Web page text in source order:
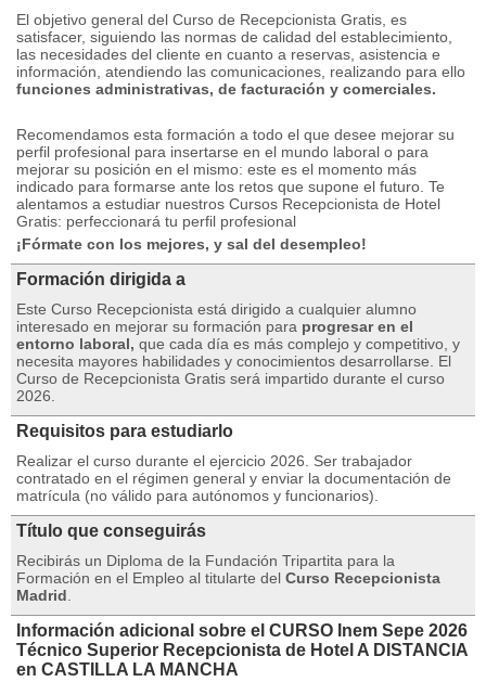
El objetivo general del Curso de Recepcionista Gratis, es
satisfacer, siguiendo las normas de calidad del establecimiento,
las necesidades del cliente en cuanto a reservas, asistencia e
información, atendiendo las comunicaciones, realizando para ello
funciones administrativas, de facturación y comerciales.
Recomendamos esta formación a todo el que desee mejorar su
perfil profesional para insertarse en el mundo laboral o para
mejorar su posición en el mismo: este es el momento más
indicado para formarse ante los retos que supone el futuro. Te
alentamos a estudiar nuestros Cursos Recepcionista de Hotel
Gratis: perfeccionará tu perfil profesional
¡Fórmate con los mejores, y sal del desempleo!
Formación dirigida a
Este Curso Recepcionista está dirigido a cualquier alumno
interesado en mejorar su formación para progresar en el
entorno laboral, que cada día es más complejo y competitivo, y
necesita mayores habilidades y conocimientos desarrollarse. El
Curso de Recepcionista Gratis será impartido durante el curso
2026.
Requisitos para estudiarlo
Realizar el curso durante el ejercicio 2026. Ser trabajador
contratado en el régimen general y enviar la documentación de
matrícula (no válido para autónomos y funcionarios).
Título que conseguirás
Recibirás un Diploma de la Fundación Tripartita para la
Formación en el Empleo al titularte del Curso Recepcionista
Madrid
Información adicional sobre el CURSO Inem Sepe 2026
Técnico Superior Recepcionista de Hotel A DISTANCIA
en CASTILLA LA MANCHA